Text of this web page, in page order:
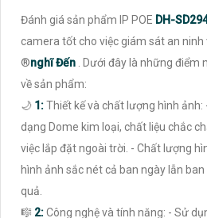
Đánh giá sản phẩm IP POE DH-
camera tốt cho việc giám sát an ninh
®️nghĩ Đến . Dưới đây là những điểm
về sản phẩm:
🌙 1:Thiết kế và chất lượng hình
dạng Dome kim loại, chất liệu chắc
việc lắp đặt ngoài trời. - Chất lượng
hình ảnh sắc nét cả ban ngày lẫn
quả.
🎼️ 2:Công nghệ và tính năng: - Sử